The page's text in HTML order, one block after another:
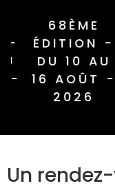
68ÈME
ÉDITION -
DU 10 AU
16 AOÛT -
2026
Un